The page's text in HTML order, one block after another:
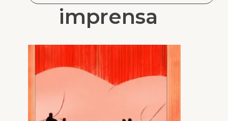
imprensa